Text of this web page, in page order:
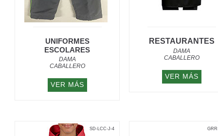
UNIFORMES
ESCOLARES
DAMA
CABALLERO
VER MÁS
RESTAURANTES
DAMA
CABALLERO
VER MÁS
SD-LCC-J-4